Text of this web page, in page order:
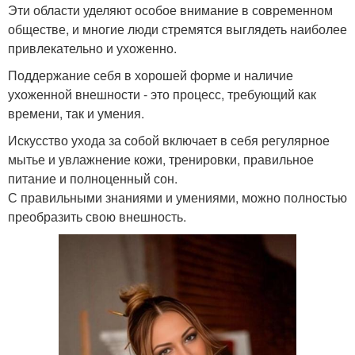
Эти области уделяют особое внимание в современном
обществе, и многие люди стремятся выглядеть наиболее
привлекательно и ухоженно.
Поддержание себя в хорошей форме и наличие
ухоженной внешности - это процесс, требующий как
времени, так и умения.
Искусство ухода за собой включает в себя регулярное
мытье и увлажнение кожи, тренировки, правильное
питание и полноценный сон.
С правильными знаниями и умениями, можно полностью
преобразить свою внешность.